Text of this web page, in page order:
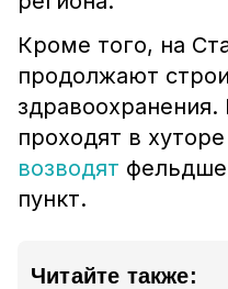
Кроме того, на
продолжают
проходят в
возводят
пункт.
Читайте также: